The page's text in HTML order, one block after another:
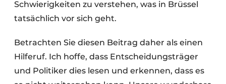
Schwierigkeiten zu verstehen, was in Brüssel
tatsächlich vor sich geht.
Betrachten Sie diesen Beitrag daher als einen
Hilferuf. Ich hoffe, dass Entscheidungsträger
und Politiker dies lesen und erkennen, dass es